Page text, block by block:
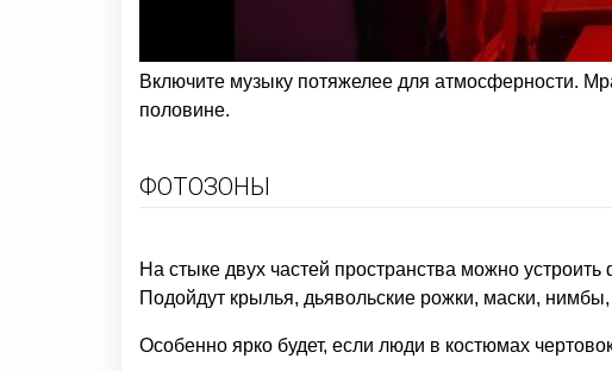
Включите музыку потяжелее для атмосферности.
половине.
ФОТОЗОНЫ
На стыке двух частей пространства можно
Подойдут крылья, дьявольские рожки, маски, нимбы,
Особенно ярко будет, если люди в костюмах